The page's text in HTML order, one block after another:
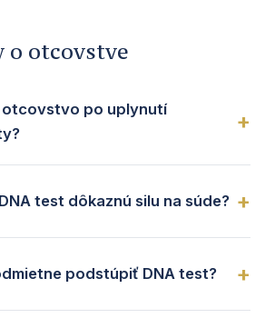
o otcovstve
otcovstvo po uplynutí
test dôkaznú silu na súde?
podstúpiť DNA test?